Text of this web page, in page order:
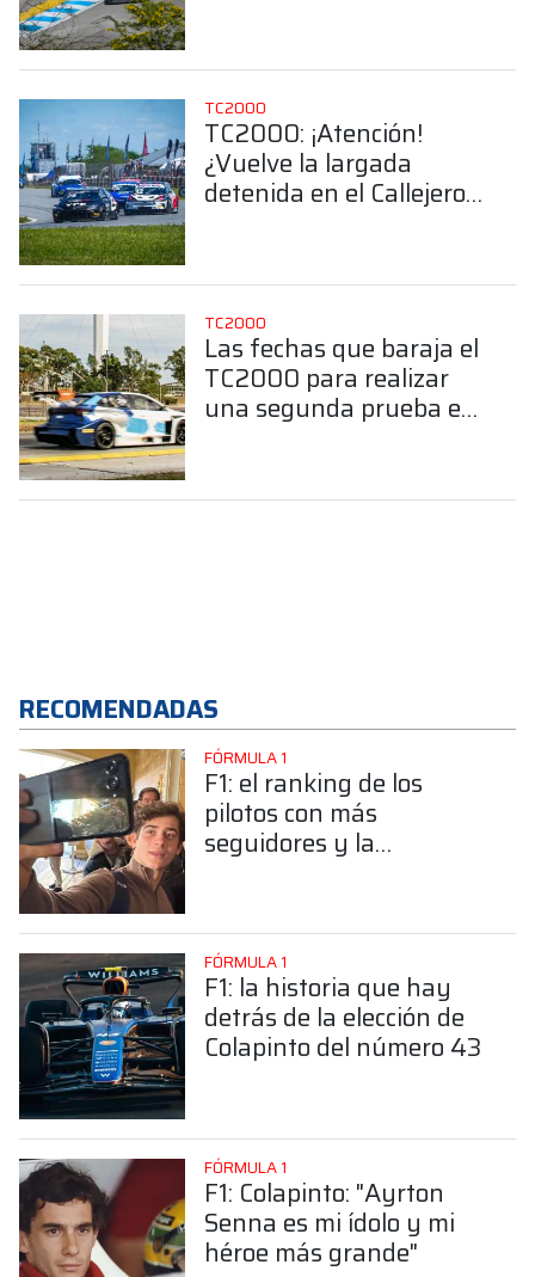
TC2000
TC2000: ¡Atención!
¿Vuelve la largada
detenida en el Callejero
TC2000
Las fechas que baraja el
TC2000 para realizar
una segunda prueba en
RECOMENDADAS
FÓRMULA 1
F1: el ranking de los
pilotos con más
seguidores y la
FÓRMULA 1
F1: la historia que hay
detrás de la elección de
Colapinto del número 43
FÓRMULA 1
F1: Colapinto: "Ayrton
Senna es mi ídolo y mi
héroe más grande"